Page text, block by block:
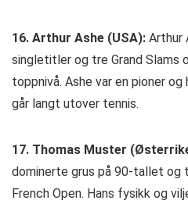
16. Arthur Ashe (USA): Arthur
singletitler og tre Grand Slams
toppnivå. Ashe var en pioner
går langt utover tennis.
17. Thomas Muster
dominerte grus på 90-tallet og
French Open. Hans fysikk og